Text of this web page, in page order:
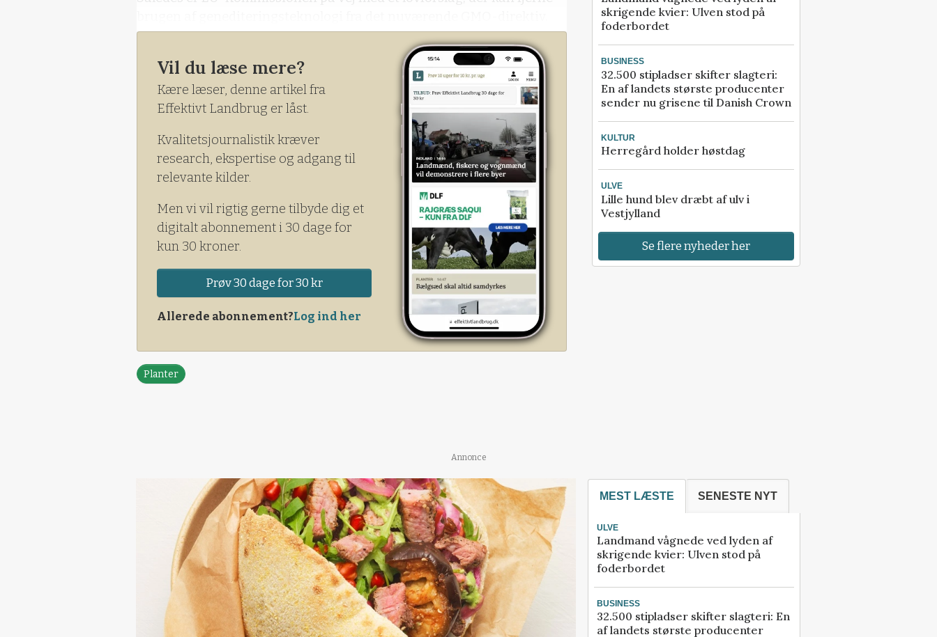
Vil du læse mere?
Kære læser, denne artikel fra
Effektivt Landbrug er låst.
Kvalitetsjournalistik kræver
research, ekspertise og adgang til
relevante kilder.
Men vi vil rigtig gerne tilbyde dig et
digitalt abonnement i 30 dage for
kun 30 kroner.
Prøv 30 dage for 30 kr
Allerede abonnement?Log ind her
Planter
skrigende kvier: Ulven stod på
foderbordet
BUSINESS
32.500 stipladser skifter slagteri:
En af landets største producenter
sender nu grisene til Danish Crown
KULTUR
Herregård holder høstdag
ULVE
Lille hund blev dræbt af ulv i
Vestjylland
Se flere nyheder her
Annonce
MEST LÆSTE SENESTE NYT
ULVE
Landmand vågnede ved lyden af
skrigende kvier: Ulven stod på
foderbordet
BUSINESS
32.500 stipladser skifter slagteri: En
af landets største producenter